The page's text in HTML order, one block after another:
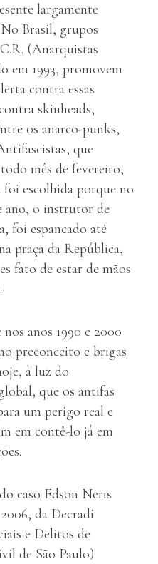
largamente
Brasil, grupos
(Anarquistas
em 1993, promovem
contra essas
skinheads,
os anarco-punks,
que
mês de fevereiro,
foi escolhida porque no
ano, o instrutor de
foi espancado até
praça da República,
fato de estar de mãos
anos 1990 e 2000
preconceito e brigas
à luz do
que os antifas
um perigo real e
em contê-lo já em
caso Edson Neris
da Decradi
e Delitos de
de São Paulo).